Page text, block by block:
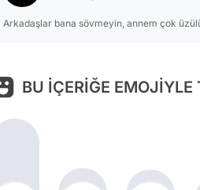
Arkadaşlar bana sövmeyin, annem çok
BU İÇERİĞE EMOJİYLE